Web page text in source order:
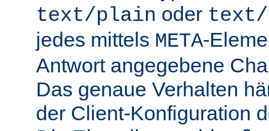
text/plain oder text/
jedes mittels META-
Antwort angegebene
Das genaue Verhalten
der Client-Konfiguration